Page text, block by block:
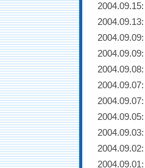
2004.09.15:
2004.09.13:
2004.09.09:
2004.09.09:
2004.09.08:
2004.09.07:
2004.09.07:
2004.09.05:
2004.09.03:
2004.09.02:
2004.09.01: